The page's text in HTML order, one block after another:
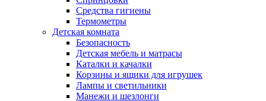
Средства гигиены
Термометры
Детская комната
Безопасность
Детская мебель и матрасы
Каталки и качалки
Корзины и ящики для игрушек
Лампы и светильники
Манежи и шезлонги